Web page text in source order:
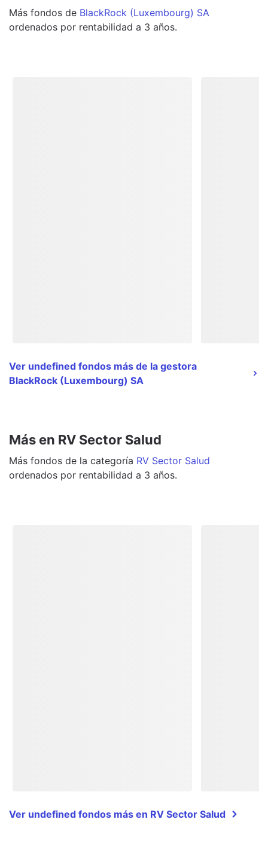
Más fondos de BlackRock (Luxembourg) SA
ordenados por rentabilidad a 3 años.
Ver undefined fondos más de la gestora
BlackRock (Luxembourg) SA
Más en RV Sector Salud
Más fondos de la categoría RV Sector Salud
ordenados por rentabilidad a 3 años.
Ver undefined fondos más en RV Sector Salud